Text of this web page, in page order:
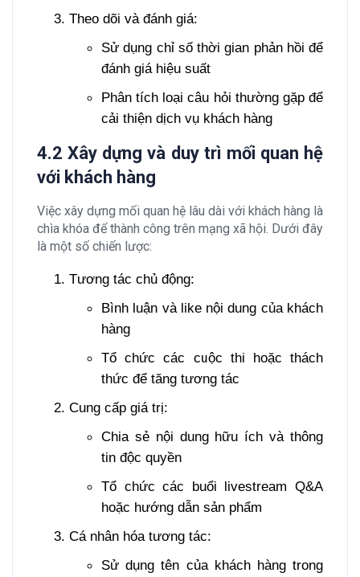
Theo dõi và đánh giá:
Sử dụng chỉ số thời gian phản hồi để
đánh giá hiệu suất
Phân tích loại câu hỏi thường gặp để
cải thiện dịch vụ khách hàng
4.2 Xây dựng và duy trì mối quan hệ
với khách hàng
Việc xây dựng mối quan hệ lâu dài với khách hàng là
chìa khóa để thành công trên mạng xã hội. Dưới đây
là một số chiến lược:
Tương tác chủ động:
Bình luận và like nội dung của khách
hàng
Tổ chức các cuộc thi hoặc thách
thức để tăng tương tác
Cung cấp giá trị:
Chia sẻ nội dung hữu ích và thông
tin độc quyền
Tổ chức các buổi livestream Q&A
hoặc hướng dẫn sản phẩm
Cá nhân hóa tương tác:
Sử dụng tên của khách hàng trong